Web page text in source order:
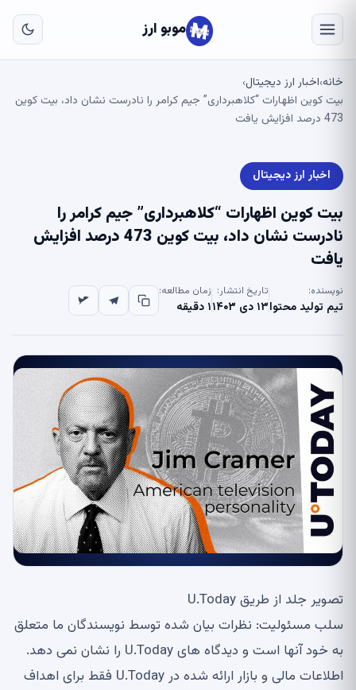
موبو ارز
خانه›اخبار ارز دیجیتال›
بیت کوین اظهارات “کلاهبرداری” جیم کرامر را نادرست نشان داد، بیت کوین
473 درصد افزایش یافت
اخبار ارز دیجیتال
بیت کوین اظهارات “کلاهبرداری” جیم کرامر را
نادرست نشان داد، بیت کوین 473 درصد افزایش
یافت
نویسنده:
تیم تولید محتوا
تاریخ انتشار:
۱۳ دی ۱۴۰۳
زمان مطالعه:
۱ دقیقه
تصویر جلد از طریق U.Today
سلب مسئولیت: نظرات بیان شده توسط نویسندگان ما متعلق
به خود آنها است و دیدگاه های U.Today را نشان نمی دهد.
اطلاعات مالی و بازار ارائه شده در U.Today فقط برای اهداف